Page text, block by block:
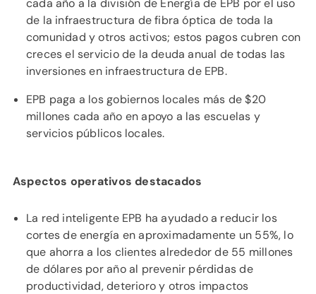
cada año a la división de Energía de EPB por el uso
de la infraestructura de fibra óptica de toda la
comunidad y otros activos; estos pagos cubren con
creces el servicio de la deuda anual de todas las
inversiones en infraestructura de EPB.
EPB paga a los gobiernos locales más de $20
millones cada año en apoyo a las escuelas y
servicios públicos locales.
Aspectos operativos destacados
La red inteligente EPB ha ayudado a reducir los
cortes de energía en aproximadamente un 55%, lo
que ahorra a los clientes alrededor de 55 millones
de dólares por año al prevenir pérdidas de
productividad, deterioro y otros impactos